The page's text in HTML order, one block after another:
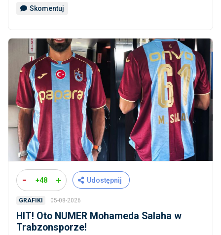
Skomentuj
- +48 + Udostępnij
GRAFIKI 05-08-2026
HIT! Oto NUMER Mohameda Salaha w
Trabzonsporze!